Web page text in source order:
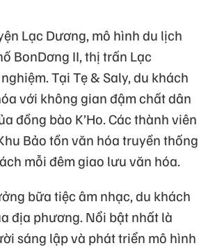
Lạc Dương, mô hình du lịch
BonDơng II, thị trấn Lạc
Tại Tẹ & Saly, du khách
với không gian đậm chất dân
đồng bào K’Ho. Các thành viên
Bảo tồn văn hóa truyền thống
mỗi đêm giao lưu văn hóa.
bữa tiệc âm nhạc, du khách
địa phương. Nổi bật nhất là
sáng lập và phát triển mô hình